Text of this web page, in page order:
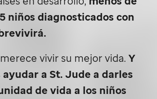
niños diagnosticados con
vivir su mejor vida. Y
a St. Jude a darles
de vida a los niños